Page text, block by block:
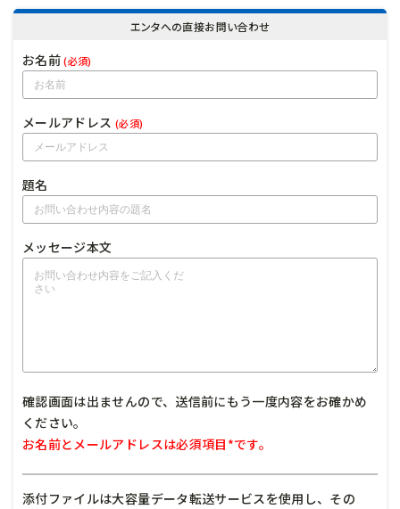
エンタへの直接お問い合わせ
お名前(必須)
メールアドレス (必須)
題名
メッセージ本文
確認画面は出ませんので、送信前にもう一度内容をお確かめ
ください。
お名前とメールアドレスは必須項目*です。
添付ファイルは大容量データ転送サービスを使用し、その